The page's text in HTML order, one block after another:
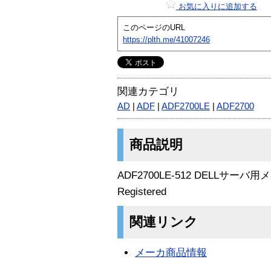
お気に入りに追加する
このページのURL
https://plth.me/41007246
関連カテゴリ
AD ADF ADF2700LE ADF2700
商品説明
ADF2700LE-512 DELLサーバ用
Registered
関連リンク
メーカ商品情報